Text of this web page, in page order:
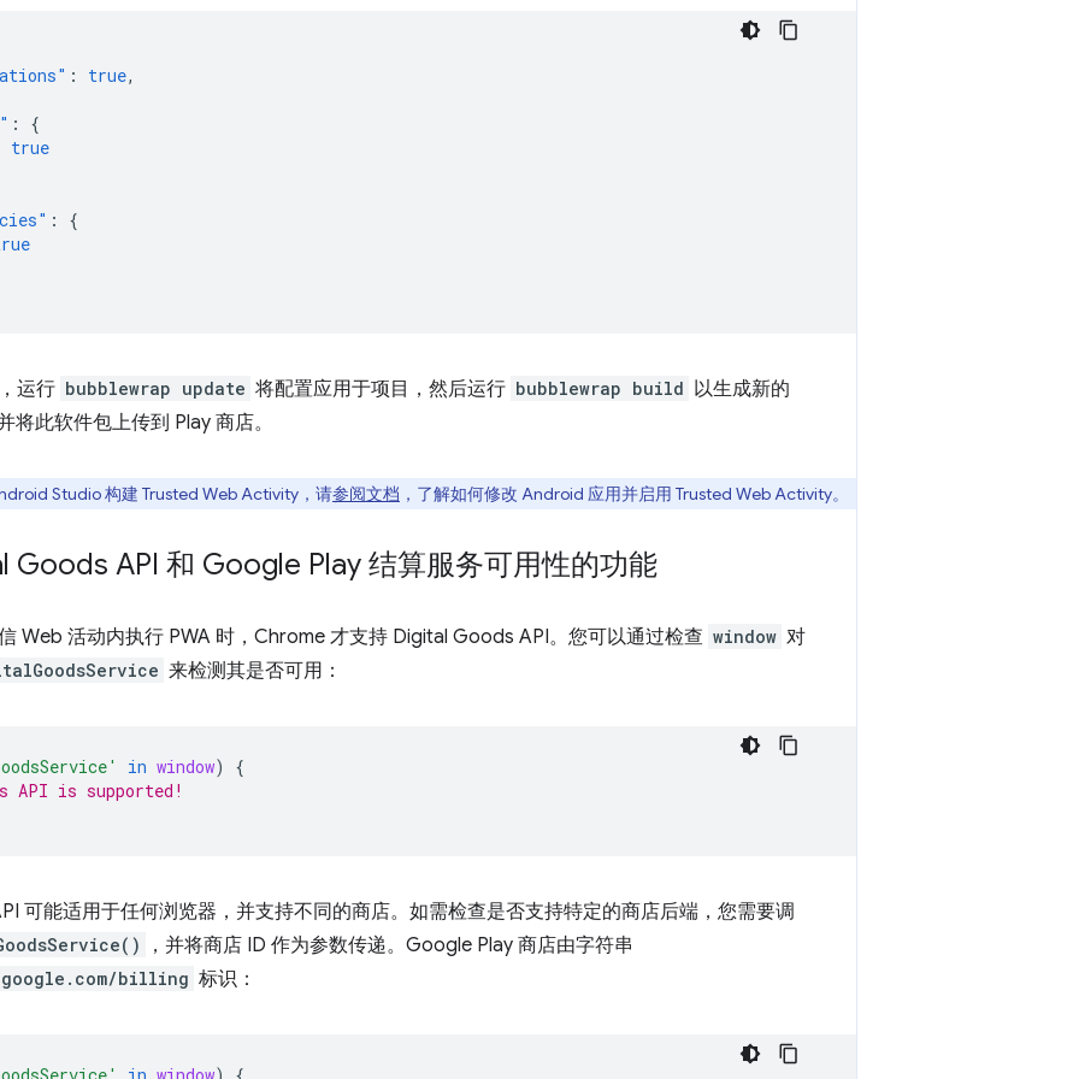
: true,
:
{
true
:
{
运行 bubblewrap update 将配置应用于项目，然后运行 bubblewrap build 以生成新的
将此软件包上传到 Play 商店。
Studio 构建 Trusted Web Activity，请参阅文档 ，了解如何修改 Android 应用并启用 Trusted Web Activity。
Goods API 和 Google Play 结算服务可用性的功能
Web 活动内执行 PWA 时，Chrome 才支持 Digital Goods API。您可以通过检查 window 对
来检测其是否可用：
in window)
{
API is supported!
可能适用于任何浏览器，并支持不同的商店。如需检查是否支持特定的商店后端，您需要调
，并将商店 ID 作为参数传递。Google Play 商店由字符串
billing 标识：